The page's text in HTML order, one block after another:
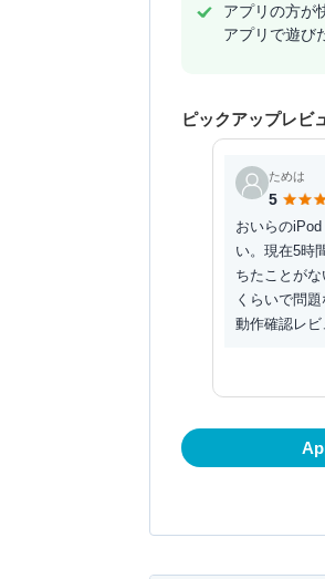
アプリの方が
アプリで遊び
ピックアップレビ
ためは
5
おいらの
い。現在5時
ちたことが
くらいで問
動作確認レ